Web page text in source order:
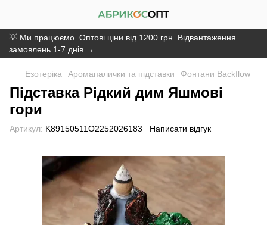
💡 Ми працюємо. Оптові ціни від 1200 грн. Відвантаження
замовлень 1-7 днів →
Езотеріка Аромапалички та підставки Фонтани Backflow
Підставка Рідкий дим Яшмові
гори
Артикул: K89150511O2252026183 Написати відгук